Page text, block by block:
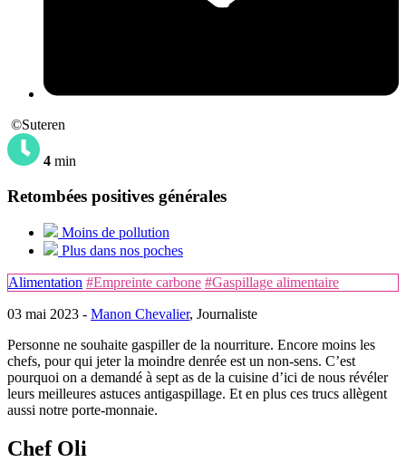
©Suteren
4 min
Retombées positives générales
Moins de pollution
Plus dans nos poches
Alimentation #Empreinte carbone #Gaspillage alimentaire
03 mai 2023 - Manon Chevalier, Journaliste
Personne ne souhaite gaspiller de la nourriture. Encore moins les
chefs, pour qui jeter la moindre denrée est un non-sens. C’est
pourquoi on a demandé à sept as de la cuisine d’ici de nous révéler
leurs meilleures astuces antigaspillage. Et en plus ces trucs allègent
aussi notre porte-monnaie.
Chef Oli